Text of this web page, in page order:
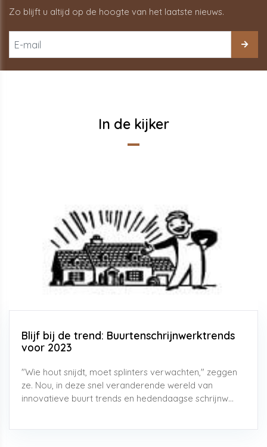
Zo blijft u altijd op de hoogte van het laatste nieuws.
In de kijker
Blijf bij de trend: Buurtenschrijnwerktrends
voor 2023
"Wie hout snijdt, moet splinters verwachten," zeggen
ze. Nou, in deze snel veranderende wereld van
innovatieve buurt trends en hedendaagse schrijnw...